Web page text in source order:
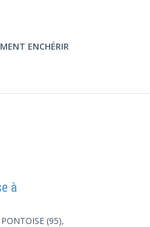
ENCHÉRIR
à
(95),